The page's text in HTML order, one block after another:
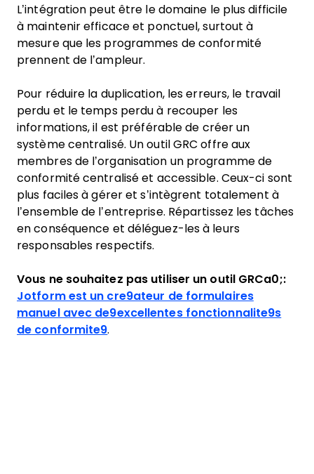
L’intégration peut être le domaine le plus difficile
à maintenir efficace et ponctuel, surtout à
mesure que les programmes de conformité
prennent de l’ampleur.
Pour réduire la duplication, les erreurs, le travail
perdu et le temps perdu à recouper les
informations, il est préférable de créer un
système centralisé. Un outil GRC offre aux
membres de l’organisation un programme de
conformité centralisé et accessible. Ceux-ci sont
plus faciles à gérer et s’intègrent totalement à
l’ensemble de l’entreprise. Répartissez les tâches
en conséquence et déléguez-les à leurs
responsables respectifs.
Vous ne souhaitez pas utiliser un outil GRCa0;:
Jotform est un cre9ateur de formulaires
manuel avec de9excellentes fonctionnalite9s
de conformite9.